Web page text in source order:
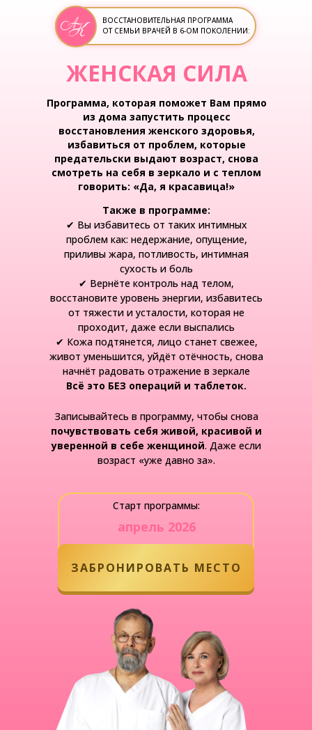
ВОССТАНОВИТЕЛЬНАЯ ПРОГРАММА
ОТ СЕМЬИ ВРАЧЕЙ В 6-ОМ ПОКОЛЕНИИ:
ЖЕНСКАЯ СИЛА
Программа, которая поможет Вам прямо
из дома запустить процесс
восстановления женского здоровья,
избавиться от проблем, которые
предательски выдают возраст, снова
смотреть на себя в зеркало и с теплом
говорить: «Да, я красавица!»
Также в программе:
✔ Вы избавитесь от таких интимных
проблем как: недержание, опущение,
приливы жара, потливость, интимная
сухость и боль
✔ Вернёте контроль над телом,
восстановите уровень энергии, избавитесь
от тяжести и усталости, которая не
проходит, даже если выспались
✔ Кожа подтянется, лицо станет свежее,
живот уменьшится, уйдёт отёчность, снова
начнёт радовать отражение в зеркале
Всё это БЕЗ операций и таблеток.
Записывайтесь в программу, чтобы снова
почувствовать себя живой, красивой и
уверенной в себе женщиной. Даже если
возраст «уже давно за».
Старт программы:
ЗАБРОНИРОВАТЬ МЕСТО
апрель 2026